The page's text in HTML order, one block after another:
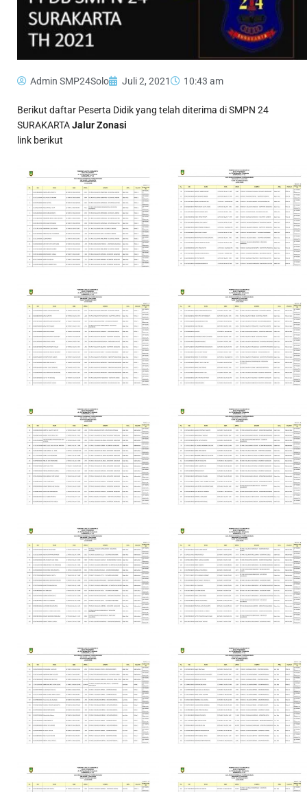
Admin SMP24Solo Juli 2, 2021 10:43 am
Berikut daftar Peserta Didik yang telah diterima di SMPN 24
SURAKARTAJalur Zonasi
link berikut